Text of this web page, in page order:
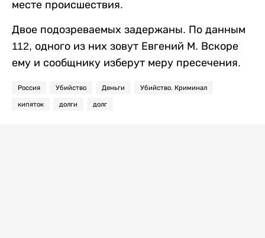
месте происшествия.
Двое подозреваемых задержаны. По данным
112, одного из них зовут Евгений М. Вскоре
ему и сообщнику изберут меру пресечения.
Россия Убийство Деньги Убийство. Криминал
кипяток долги долг